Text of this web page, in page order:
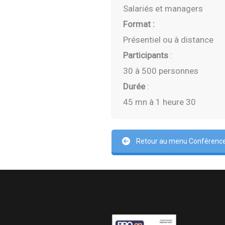
Salariés et managers
Format :
Présentiel ou à distance
Participants :
30 à 500 personnes
Durée:
45 mn à 1 heure 30
Retour au menu